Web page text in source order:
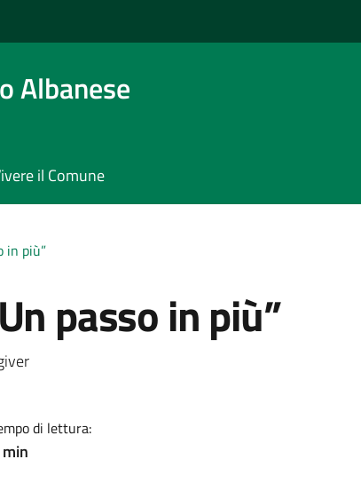
Albanese
il Comune
in più”
passo in più”
di lettura: